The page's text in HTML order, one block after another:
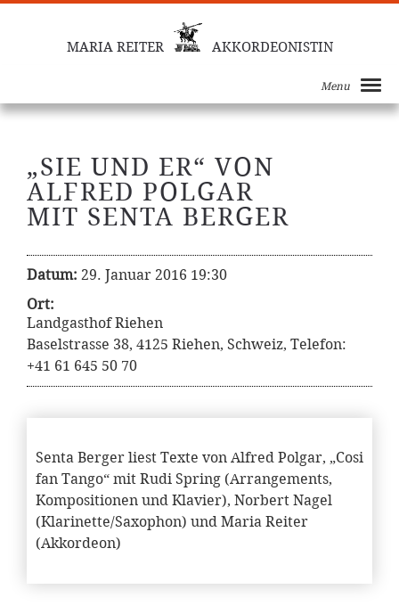
MARIA REITER AKKORDEONISTIN
Menu
„SIE UND ER“ VON
ALFRED POLGAR
MIT SENTA BERGER
Datum: 29. Januar 2016 19:30
Ort:
Landgasthof Riehen
Baselstrasse 38, 4125 Riehen, Schweiz, Telefon:
+41 61 645 50 70
Senta Berger liest Texte von Alfred Polgar, „Cosi
fan Tango“ mit Rudi Spring (Arrangements,
Kompositionen und Klavier), Norbert Nagel
(Klarinette/Saxophon) und Maria Reiter
(Akkordeon)